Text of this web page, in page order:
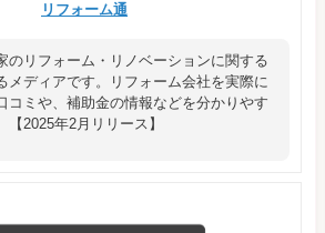
リフォーム通
のリフォーム・リノベーションに関する
メディアです。リフォーム会社を実際に
コミや、補助金の情報などを分かりやす
【2025年2月リリース】